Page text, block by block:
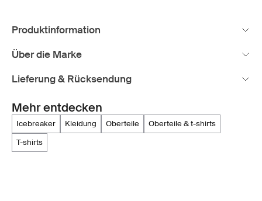
Produktinformation
Über die Marke
Lieferung & Rücksendung
Mehr entdecken
icebreaker kleidung oberteile
oberteile & t-shirts
t-shirts